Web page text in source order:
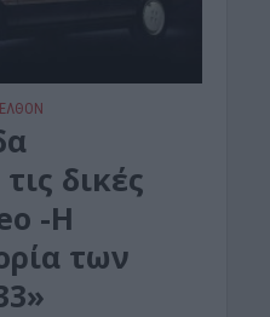
δικές
-H
των